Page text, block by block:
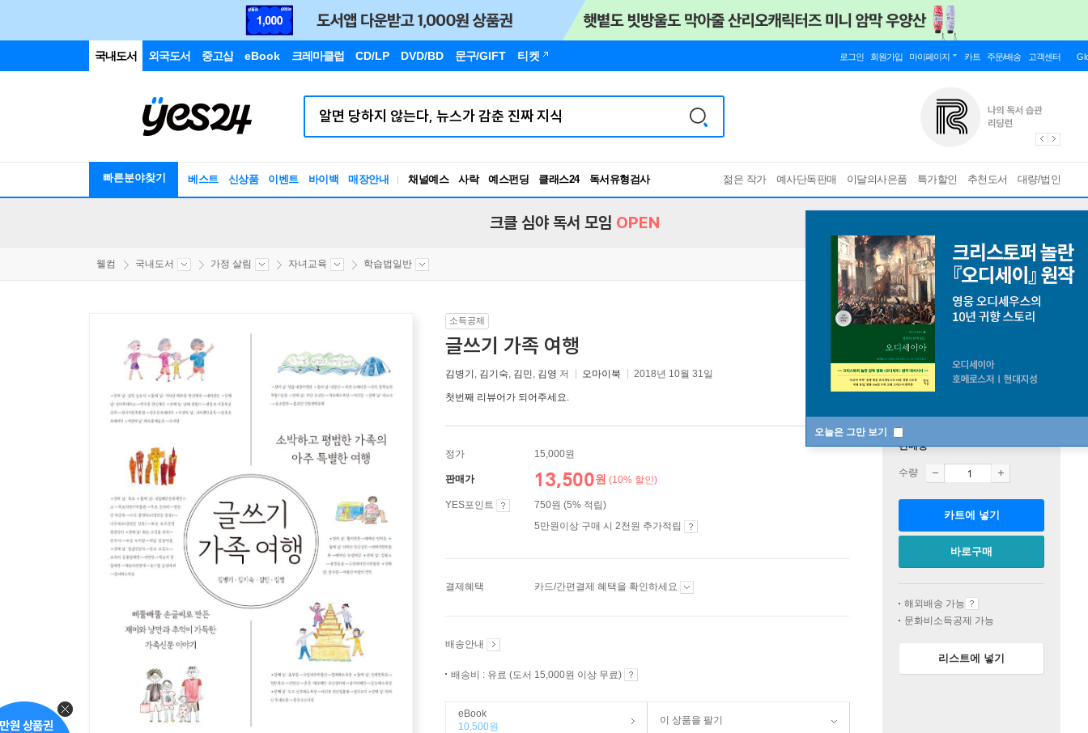
국내도서 외국도서 중고샵 eBook 크레마클럽 CD/LP DVD/BD 문구/GIFT 티켓 로그인 회원가입 마이페이지 카트 주문/배송 고객센터
빠른분야찾기 베스트 신상품 이벤트 바이백 매장안내 채널예스 사락 예스펀딩 클래스24
독서유형검사
RBTI Lab
젊은 작가 예사단독판매 이달의사은품 특가할인 추천도서 대량/법인
오늘은 그만 보기
크클 심야 독서 모임 OPEN
웰컴 국내도서 가정 살림 자녀교육 학습법일반
소득공제
글쓰기 가족 여행
김병기 , 김기숙, 김민 , 김영 저 오마이북 2018년 10월 31일
첫번째 리뷰어가 되어주세요.
정가 15,000원
판매가 13,500원 (10% 할인)
YES포인트
750원 (5% 적립)
5만원이상 구매 시 2천원 추가적립
결제혜택 카드/간편결제 혜택을 확인하세요
배송안내
배송비 : 유료 (도서 15,000원 이상 무료)
eBook
10,500원
이 상품을 팔기
판매중
수량
카트에 넣기
바로구매
해외배송 가능
문화비소득공제 가능
리스트에 넣기